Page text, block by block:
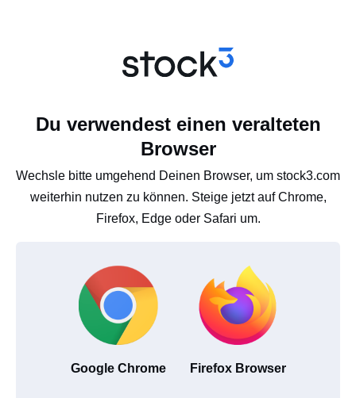
Du verwendest einen veralteten
Browser
Wechsle bitte umgehend Deinen Browser, um stock3.com
weiterhin nutzen zu können. Steige jetzt auf Chrome,
Firefox, Edge oder Safari um.
Google Chrome Firefox Browser